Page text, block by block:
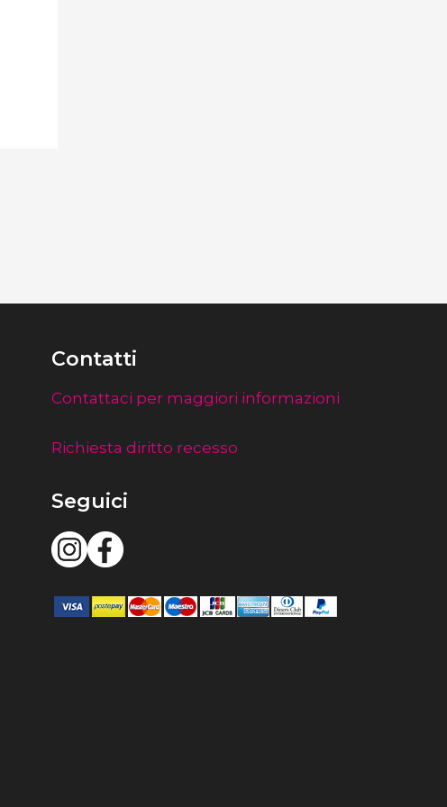
Contatti
Contattaci per maggiori informazioni
Richiesta diritto recesso
Seguici